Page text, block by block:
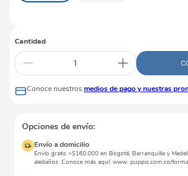
Cantidad
Conoce nuestros medios de pago y nuestras
Opciones de envío:
Envío a domicilio
Envío gratis >$160.000 en Bogotá, Barranquilla y
aledaños. Conoce más aquí: www. puppis.com.co/